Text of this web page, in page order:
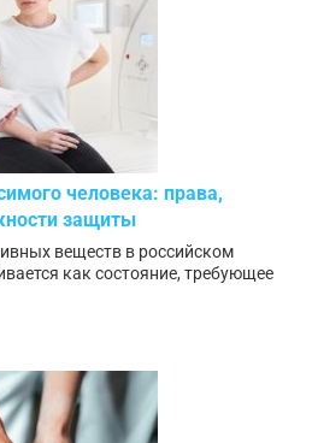
человека: права,
защиты
веществ в российском
как состояние, требующее